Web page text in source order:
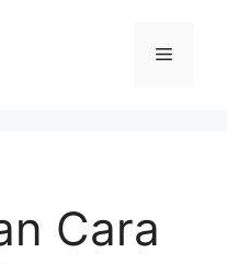
Menu
Cara